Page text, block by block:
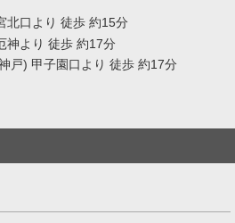
北口より 徒歩 約15分
神より 徒歩 約17分
戸) 甲子園口より 徒歩 約17分